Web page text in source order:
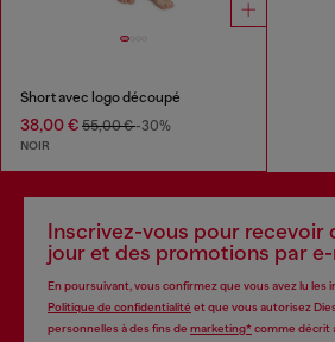
Short avec logo découpé
38,00 € 55,00 €-30%
NOIR
Inscrivez-vous pour recevoir
jour et des promotions par e-
En poursuivant, vous confirmez que vous avez lu les
Politique de confidentialité et que vous autorisez
personnelles à des fins de marketing*comme décrit